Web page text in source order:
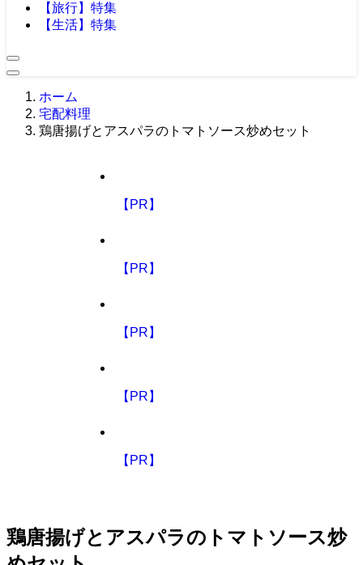
【旅行】特集
【生活】特集
ホーム
宅配料理
鶏唐揚げとアスパラのトマトソース炒めセット
【PR】
【PR】
【PR】
【PR】
【PR】
鶏唐揚げとアスパラのトマトソース炒